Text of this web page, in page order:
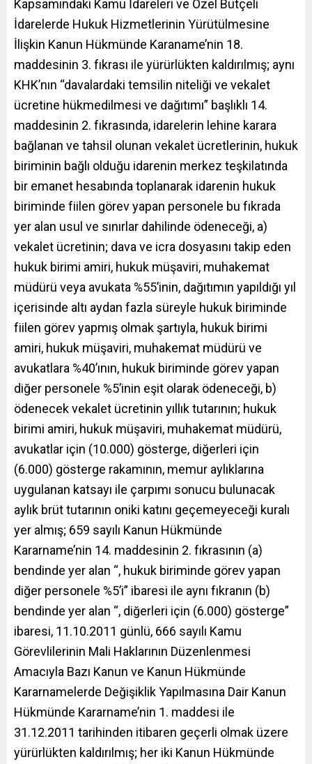
Kapsamındaki Kamu İdareleri ve Özel Bütçeli
İdarelerde Hukuk Hizmetlerinin Yürütülmesine
İlişkin Kanun Hükmünde Karaname’nin 18.
maddesinin 3. fıkrası ile yürürlükten kaldırılmış; aynı
KHK’nın “davalardaki temsilin niteliği ve vekalet
ücretine hükmedilmesi ve dağıtımı” başlıklı 14.
maddesinin 2. fıkrasında, idarelerin lehine karara
bağlanan ve tahsil olunan vekalet ücretlerinin, hukuk
biriminin bağlı olduğu idarenin merkez teşkilatında
bir emanet hesabında toplanarak idarenin hukuk
biriminde fiilen görev yapan personele bu fıkrada
yer alan usul ve sınırlar dahilinde ödeneceği, a)
vekalet ücretinin; dava ve icra dosyasını takip eden
hukuk birimi amiri, hukuk müşaviri, muhakemat
müdürü veya avukata %55’inin, dağıtımın yapıldığı yıl
içerisinde altı aydan fazla süreyle hukuk biriminde
fiilen görev yapmış olmak şartıyla, hukuk birimi
amiri, hukuk müşaviri, muhakemat müdürü ve
avukatlara %40’ının, hukuk biriminde görev yapan
diğer personele %5’inin eşit olarak ödeneceği, b)
ödenecek vekalet ücretinin yıllık tutarının; hukuk
birimi amiri, hukuk müşaviri, muhakemat müdürü,
avukatlar için (10.000) gösterge, diğerleri için
(6.000) gösterge rakamının, memur aylıklarına
uygulanan katsayı ile çarpımı sonucu bulunacak
aylık brüt tutarının oniki katını geçemeyeceği kuralı
yer almış; 659 sayılı Kanun Hükmünde
Kararname’nin 14. maddesinin 2. fıkrasının (a)
bendinde yer alan “, hukuk biriminde görev yapan
diğer personele %5’i” ibaresi ile aynı fıkranın (b)
bendinde yer alan “, diğerleri için (6.000) gösterge”
ibaresi, 11.10.2011 günlü, 666 sayılı Kamu
Görevlilerinin Mali Haklarının Düzenlenmesi
Amacıyla Bazı Kanun ve Kanun Hükmünde
Kararnamelerde Değişiklik Yapılmasına Dair Kanun
Hükmünde Kararname’nin 1. maddesi ile
31.12.2011 tarihinden itibaren geçerli olmak üzere
yürürlükten kaldırılmış; her iki Kanun Hükmünde